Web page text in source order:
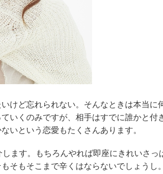
けど忘れられない。そんなときは本当に
いくのみですが、相手はすでに誰かと付
いという恋愛もたくさんあります。
ます。もちろんやれば即座にきれいさっ
そもそこまで辛くはならないでしょうし